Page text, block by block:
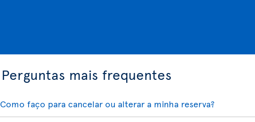
Perguntas mais frequentes
Como faço para cancelar ou alterar a minha reserva?